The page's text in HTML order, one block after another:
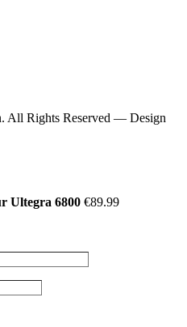
All Rights Reserved — Design
Ultegra 6800 €89.99